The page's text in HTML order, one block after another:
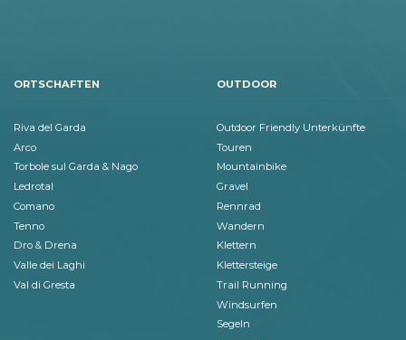
ORTSCHAFTEN
Riva del Garda
Arco
Torbole sul Garda & Nago
Ledrotal
Comano
Tenno
Dro & Drena
Valle dei Laghi
Val di Gresta
OUTDOOR
Outdoor Friendly Unterkünfte
Touren
Mountainbike
Gravel
Rennrad
Wandern
Klettern
Klettersteige
Trail Running
Windsurfen
Segeln